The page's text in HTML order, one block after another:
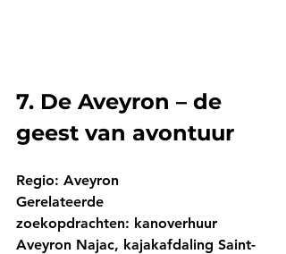
7. De Aveyron – de
geest van avontuur
Regio: Aveyron
Gerelateerde
zoekopdrachten: kanoverhuur
Aveyron Najac, kajakafdaling Saint-